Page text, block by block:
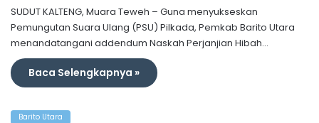
SUDUT KALTENG, Muara Teweh – Guna menyukseskan
Pemungutan Suara Ulang (PSU) Pilkada, Pemkab Barito Utara
menandatangani addendum Naskah Perjanjian Hibah…
Baca Selengkapnya »
Barito Utara